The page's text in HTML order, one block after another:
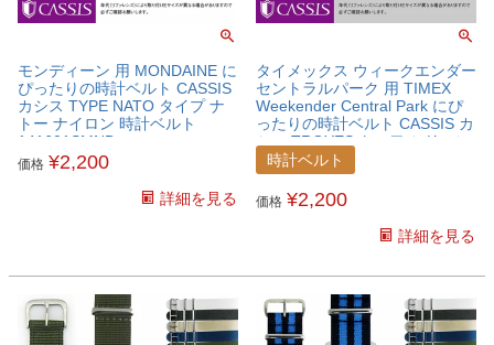
モンディーン 用 MONDAINE に
ぴったりの時計ベルト CASSIS
カシス TYPE NATO タイプ ナ
トー ナイロン 時計ベルト
141601SMND
価格 ¥2,200
詳細を見る
タイメックス ウィークエンダー
セントラルパーク 用 TIMEX
Weekender Central Park にぴ
ったりの時計ベルト CASSIS カ
シス TROYES トロワ シリコン
ラバー 時計ベルト
U0100465TMXWCP
時計ベルト
価格 ¥2,200
詳細を見る